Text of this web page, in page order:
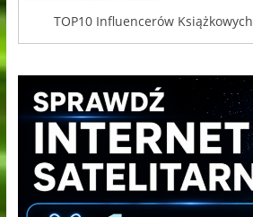
TOP10 Influencerów Książkowych